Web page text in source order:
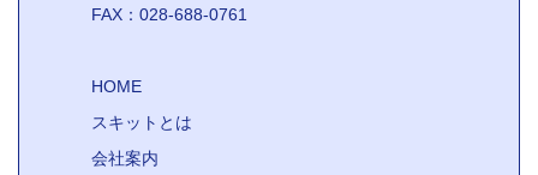
FAX：028-688-0761
HOME
スキットとは
会社案内